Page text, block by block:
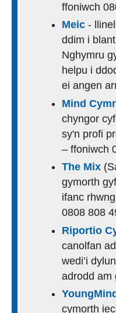
ffoniwch
Meic -
ddim i
Nghymru
helpu i
ei angen
Mind
chyngor
sy'n profi
– ffoniwch
The Mix
gymorth
ifanc
0808 808
Riportio
canolfan
wedi’i
adrodd am
cymorth